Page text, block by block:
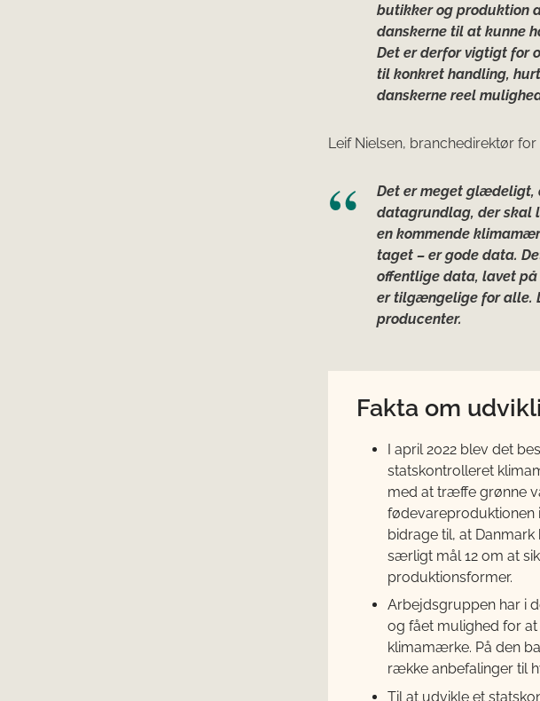
butikker og produktion
danskerne til at kunne
Det er derfor vigtigt for
til konkret handling,
danskerne reel
Leif Nielsen, branchedirektør
Det er meget glædeligt,
datagrundlag, der skal
en kommende
taget – er gode data.
offentlige data, lavet
er tilgængelige for alle.
producenter.
Fakta om
I april 2022 blev det
statskontrolleret
med at træffe grønne
fødevareproduktionen
bidrage til, at Danmark
særligt mål 12 om at
produktionsformer.
Arbejdsgruppen har i
og fået mulighed for
klimamærke. På den
række anbefalinger til
Til at udvikle et